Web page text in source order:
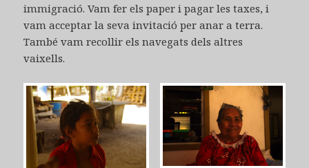
immigració. Vam fer els paper i pagar les taxes, i
vam acceptar la seva invitació per anar a terra.
També vam recollir els navegats dels altres
vaixells.